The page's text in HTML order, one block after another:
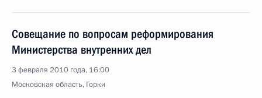
Совещание по вопросам реформирования
Министерства внутренних дел
3 февраля 2010 года, 16:00
Московская область, Горки